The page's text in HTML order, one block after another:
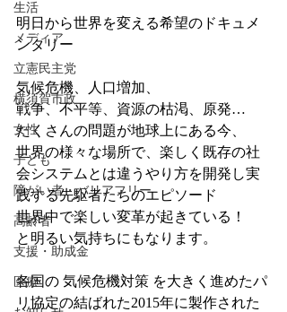
生活
メディア
立憲民主党
横須賀市政
女性
子ども
障がい者・バリアフリー
高齢者
支援・助成金
医療
明日から世界を変える希望のドキュメ
ンタリー
気候危機、人口増加、
戦争、不平等、資源の枯渇、原発…
たくさんの問題が地球上にある今、
世界の様々な場所で、楽しく既存の社
会システムとは違うやり方を開発し実
践する先駆者たちのエピソード
世界中で楽しい変革が起きている！
と明るい気持ちにもなります。
各国の 気候危機対策 を大きく進めたパ
リ協定の結ばれた2015年に製作された